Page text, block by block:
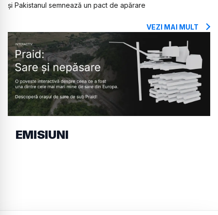
și Pakistanul semnează un pact de apărare
VEZI MAI MULT
EMISIUNI